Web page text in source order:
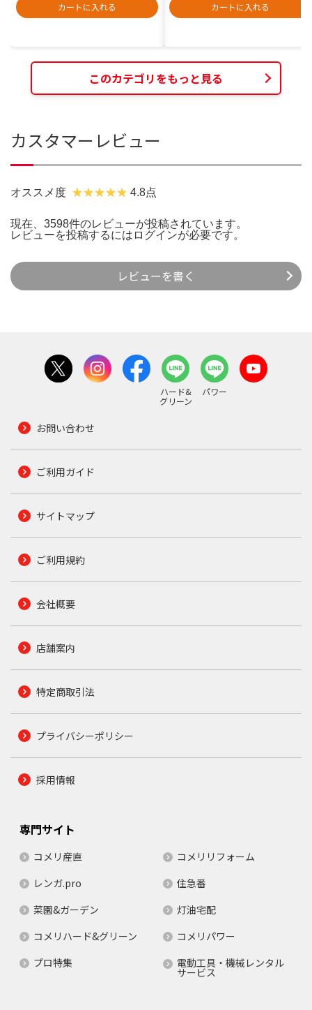
カートに入れる
カートに入れる
このカテゴリをもっと見る
カスタマーレビュー
オススメ度 4.8点
現在、3598件のレビューが投稿されています。
レビューを投稿するには ログインが必要です。
レビューを書く
ハード&
グリーン
パワー
お問い合わせ
ご利用ガイド
サイトマップ
ご利用規約
会社概要
店舗案内
特定商取引法
プライバシーポリシー
採用情報
専門サイト
コメリ産直
コメリリフォーム
レンガ.pro
住急番
菜園&ガーデン
灯油宅配
コメリハード&グリーン
コメリパワー
プロ特集
電動工具・機械レンタル
サービス